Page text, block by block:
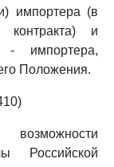
импортера (в
и
- импортера,
Положения.
Российской